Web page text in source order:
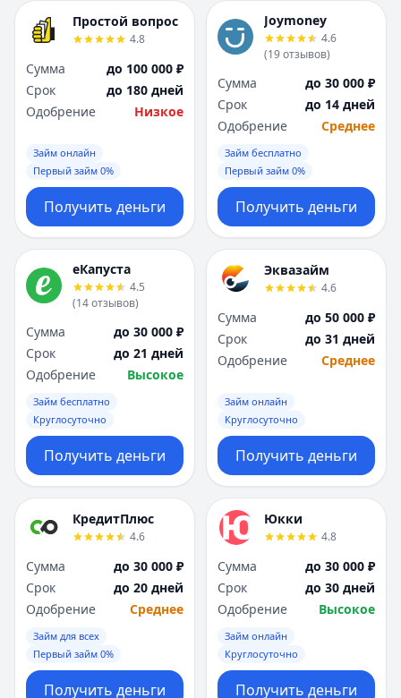
Простой вопрос
4.8
Сумма
до 100 000 ₽
Срок
до 180 дней
Одобрение
Низкое
Займ онлайн
Первый займ 0%
Получить деньги
Joymoney
4.6
(19отзывов)
Сумма
до 30 000 ₽
Срок
до 14 дней
Одобрение
Среднее
Займ бесплатно
Первый займ 0%
Получить деньги
еКапуста
4.5
(14отзывов)
Сумма
до 30 000 ₽
Срок
до 21 дней
Одобрение
Высокое
Займ бесплатно
Круглосуточно
Получить деньги
Эквазайм
4.6
Сумма
до 50 000 ₽
Срок
до 31 дней
Одобрение
Среднее
Займ онлайн
Круглосуточно
Получить деньги
КредитПлюс
4.6
Сумма
до 30 000 ₽
Срок
до 20 дней
Одобрение
Среднее
Займ для всех
Первый займ 0%
Получить деньги
Юкки
4.8
Сумма
до 30 000 ₽
Срок
до 30 дней
Одобрение
Высокое
Займ онлайн
Круглосуточно
Получить деньги